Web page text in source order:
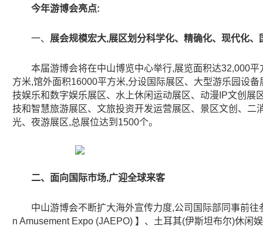
今年游博会亮点:
一、 展会规模宏大,展区划分科学化、精确化、现代化、
本届游博会将在中山博览中心举行,展览面积达32,000
方米,馆外面积16000平方米,分设国际展区、大型游乐园设
技娱乐和数字娱乐展区、水上休闲运动展区、动漫IP文创展
技和智慧旅游展区、文旅投资开发运营展区、景区文创、二
光、夜游展区,总展位达到1500个。
二、面向国际市场,广迎全球来客
中山游博会不断扩大海外宣传力度,公司国际部同事前
n Amusement Expo (JAEPO) 】、土耳其(伊斯坦布尔)休闲